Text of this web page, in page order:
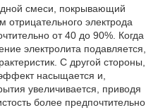
смеси, покрывающий
электрода
от 40 до 90%. Когда
электролита подавляется,
С другой стороны,
насыщается и,
увеличивается, приводя
более предпочтительно